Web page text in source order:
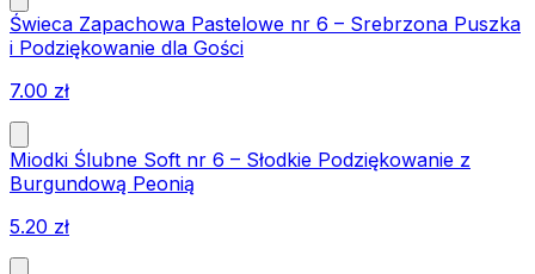
Świeca Zapachowa Pastelowe nr 6 – Srebrzona Puszka
i Podziękowanie dla Gości
7.00 zł
Miodki Ślubne Soft nr 6 – Słodkie Podziękowanie z
Burgundową Peonią
5.20 zł